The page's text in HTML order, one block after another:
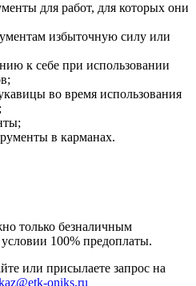
для работ, для которых они
избыточную силу или
к себе при использовании
во время использования
в карманах.
только безналичным
100% предоплаты.
или присылаете запрос на
oniks.ru